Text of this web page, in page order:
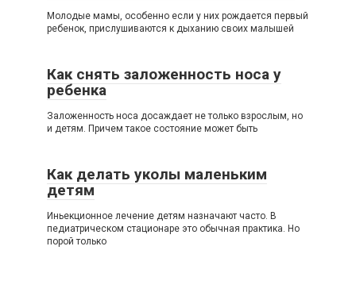
Молодые мамы, особенно если у них рождается первый
ребенок, прислушиваются к дыханию своих малышей
Как снять заложенность носа у
ребенка
Заложенность носа досаждает не только взрослым, но
и детям. Причем такое состояние может быть
Как делать уколы маленьким
детям
Иньекционное лечение детям назначают часто. В
педиатрическом стационаре это обычная практика. Но
порой только